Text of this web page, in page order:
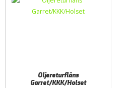
Oljereturfläns
Garret/KKK/Holset